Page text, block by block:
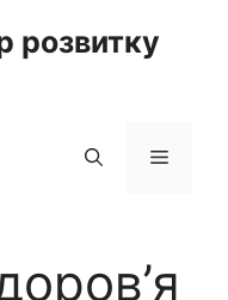
розвитку
Меню